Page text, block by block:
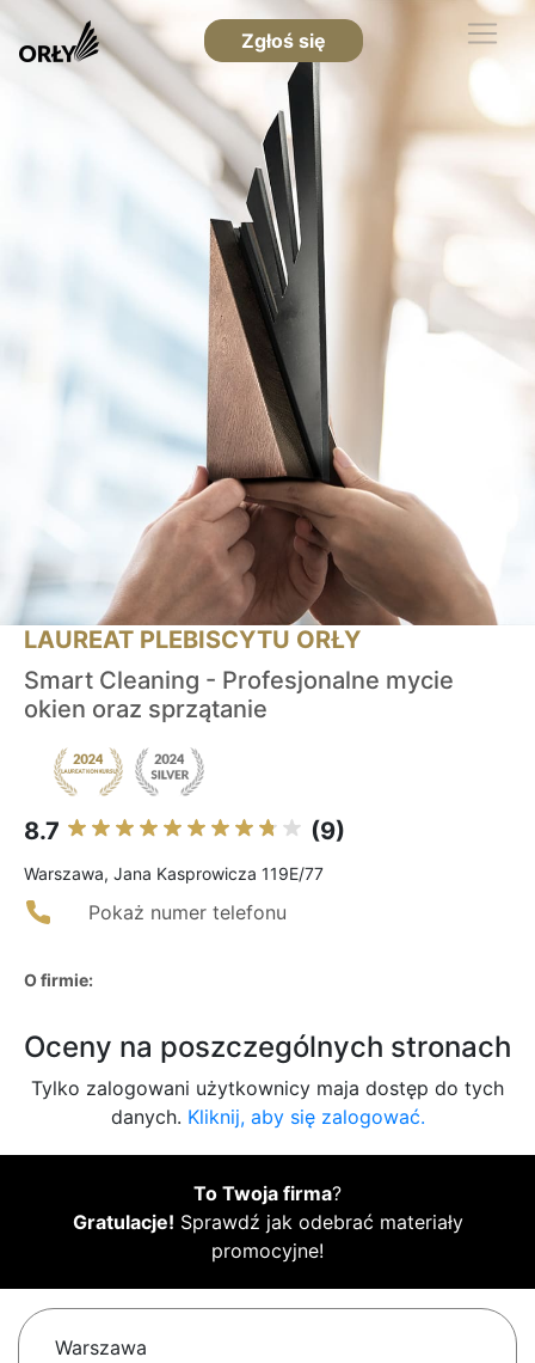
Zgłoś się
LAUREAT PLEBISCYTU ORŁY
Smart Cleaning - Profesjonalne mycie
okien oraz sprzątanie
8.7 (9)
Warszawa, Jana Kasprowicza 119E/77
Pokaż numer telefonu
O firmie:
Oceny na poszczególnych stronach
Tylko zalogowani użytkownicy maja dostęp do tych
danych. Kliknij, aby się zalogować.
To Twoja firma?
Gratulacje! Sprawdź jak odebrać materiały
promocyjne!
Warszawa